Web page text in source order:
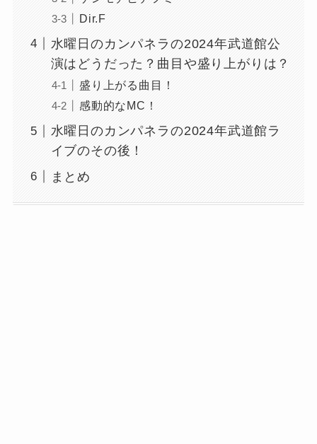
Dir.F
水曜日のカンパネラの2024年武道館公
演はどうだった？曲目や盛り上がりは？
盛り上がる曲目！
感動的なMC！
水曜日のカンパネラの2024年武道館ラ
イブのその後！
まとめ